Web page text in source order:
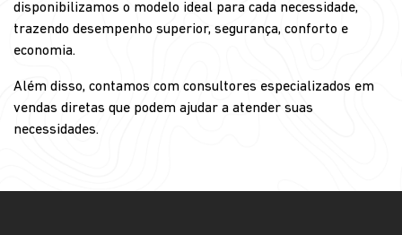
disponibilizamos o modelo ideal para cada necessidade,
trazendo desempenho superior, segurança, conforto e
economia.
Além disso, contamos com consultores especializados em
vendas diretas que podem ajudar a atender suas
necessidades.